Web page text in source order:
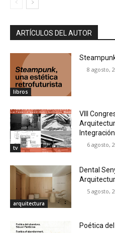
ARTÍCULOS DEL AUTOR
libros
8 agosto,
tv
VIII
6 agosto,
arquitectura
Dental
5 agosto,
Poética